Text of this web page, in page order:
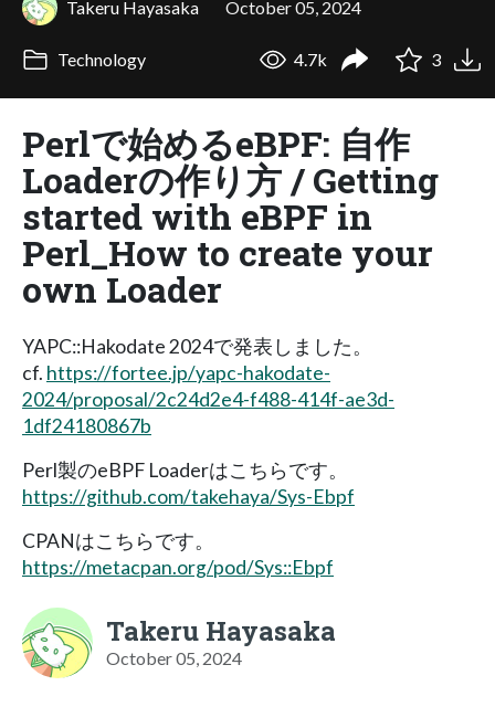
Takeru Hayasaka October 05, 2024
Technology 4.7k 3
Perlで始めるeBPF: 自作
Loaderの作り方 / Getting
started with eBPF in
Perl_How to create your
own Loader
YAPC::Hakodate 2024で発表しました。
cf. https://fortee.jp/yapc-hakodate-
2024/proposal/2c24d2e4-f488-414f-ae3d-
1df24180867b
Perl製のeBPF Loaderはこちらです。
https://github.com/takehaya/Sys-Ebpf
CPANはこちらです。
https://metacpan.org/pod/Sys::Ebpf
Takeru Hayasaka
October 05, 2024